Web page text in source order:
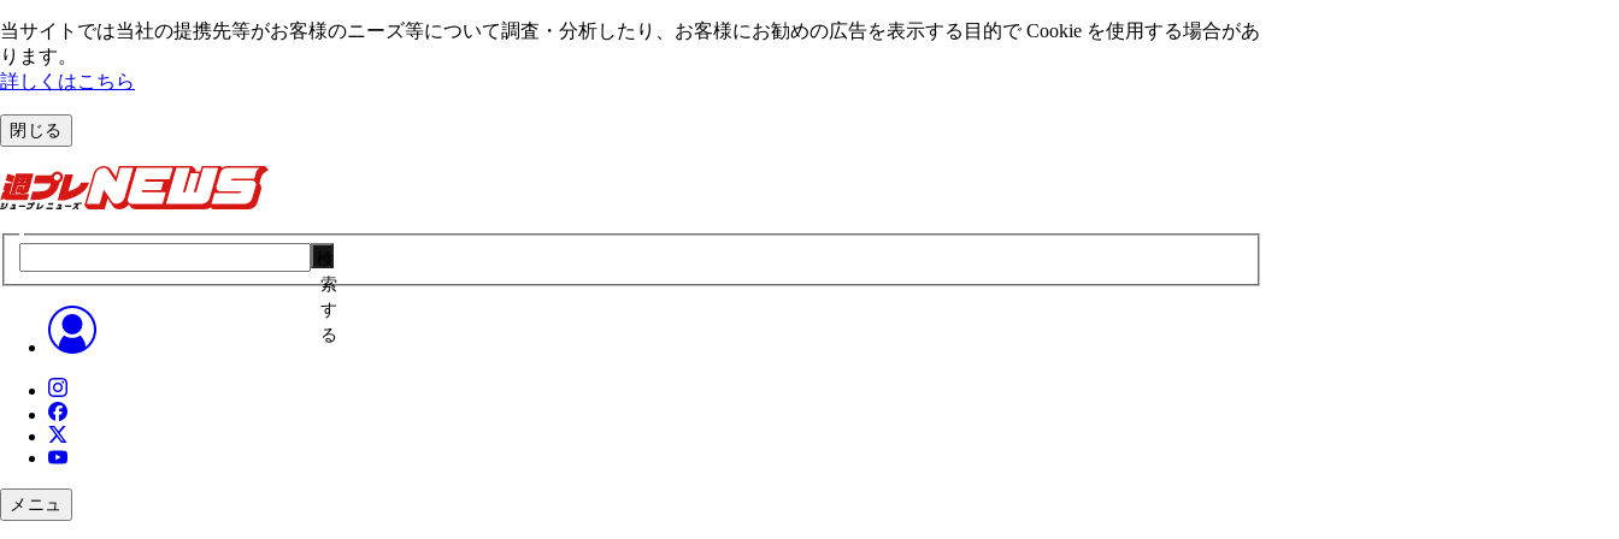
当サイトでは当社の提携先等がお客様のニーズ等について調査・分析したり、お客様にお勧めの広告を表⽰する⽬的で Cookie を使⽤する場合があ
ります。
詳しくはこちら
閉じる
索
す
る
メニュ